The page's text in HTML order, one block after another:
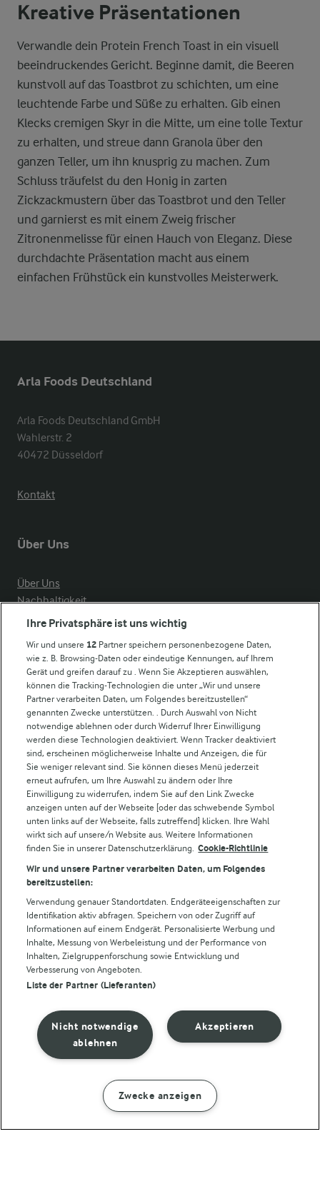
Kreative Präsentationen
Verwandle dein Protein French Toast in ein visuell
beeindruckendes Gericht. Beginne damit, die Beeren
kunstvoll auf das Toastbrot zu schichten, um eine
leuchtende Farbe und Süße zu erhalten. Gib einen
Klecks cremigen Skyr in die Mitte, um eine tolle Textur
zu erhalten, und streue dann Granola über den
ganzen Teller, um ihn knusprig zu machen. Zum
Schluss träufelst du den Honig in zarten
Zickzackmustern über das Toastbrot und den Teller
und garnierst es mit einem Zweig frischer
Zitronenmelisse für einen Hauch von Eleganz. Diese
durchdachte Präsentation macht aus einem
einfachen Frühstück ein kunstvolles Meisterwerk.
ZUBEREITUNG ZUTATEN
Arla Foods Deutschland
Arla Foods Deutschland GmbH
Wahlerstr. 2
40472 Düsseldorf
Kontakt
Über Uns
Über Uns
Nachhaltigkeit
Compliance
Arla in anderen Ländern
Weitere Arla Websites
Castello
Lurpak
Arla Pro
Für unsere Landwirt:innen
Folge uns!
Cookie Wahl wieder öffnen
Datenschutzbestimmungen
Ihre Privatsphäre ist uns wichtig
Wir und unsere 12 Partner speichern personenbezogene Daten,
wie z. B. Browsing-Daten oder eindeutige Kennungen, auf Ihrem
Gerät und greifen darauf zu . Wenn Sie Akzeptieren auswählen,
können die Tracking-Technologien die unter „Wir und unsere
Partner verarbeiten Daten, um Folgendes bereitzustellen“
genannten Zwecke unterstützen. . Durch Auswahl von Nicht
notwendige ablehnen oder durch Widerruf Ihrer Einwilligung
werden diese Technologien deaktiviert. Wenn Tracker deaktiviert
sind, erscheinen möglicherweise Inhalte und Anzeigen, die für
Sie weniger relevant sind. Sie können dieses Menü jederzeit
erneut aufrufen, um Ihre Auswahl zu ändern oder Ihre
Einwilligung zu widerrufen, indem Sie auf den Link Zwecke
anzeigen unten auf der Webseite [oder das schwebende Symbol
unten links auf der Webseite, falls zutreffend] klicken. Ihre Wahl
wirkt sich auf unsere/n Website aus. Weitere Informationen
finden Sie in unserer Datenschutzerklärung. Cookie-Richtlinie
Wir und unsere Partner verarbeiten Daten, um Folgendes
bereitzustellen:
Verwendung genauer Standortdaten. Endgeräteeigenschaften zur
Identifikation aktiv abfragen. Speichern von oder Zugriff auf
Informationen auf einem Endgerät. Personalisierte Werbung und
Inhalte, Messung von Werbeleistung und der Performance von
Inhalten, Zielgruppenforschung sowie Entwicklung und
Verbesserung von Angeboten.
Liste der Partner (Lieferanten)
Akzeptieren
Nicht notwendige
ablehnen
Zwecke anzeigen